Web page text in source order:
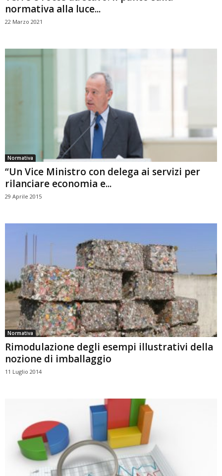
normativa alla luce...
22 Marzo 2021
Normativa
“Un Vice Ministro con delega ai servizi per
rilanciare economia e...
29 Aprile 2015
Normativa
Rimodulazione degli esempi illustrativi della
nozione di imballaggio
11 Luglio 2014